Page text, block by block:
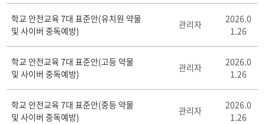
이
블학교 안전교육 7대 표준안(유치원 약물
및 사이버 중독예방)
관리자
2026.0
1.26
학교 안전교육 7대 표준안(고등 약물
및 사이버 중독예방)
관리자
2026.0
1.26
학교 안전교육 7대 표준안(중등 약물
및 사이버 중독예방)
관리자
2026.0
1.26